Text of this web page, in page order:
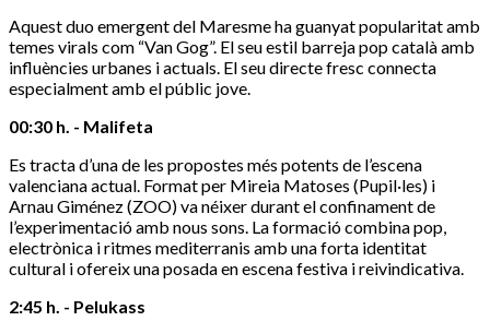
Aquest duo emergent del Maresme ha guanyat popularitat amb
temes virals com “Van Gog”. El seu estil barreja pop català amb
influències urbanes i actuals. El seu directe fresc connecta
especialment amb el públic jove.
00:30 h. - Malifeta
Es tracta d’una de les propostes més potents de l’escena
valenciana actual. Format per Mireia Matoses (Pupil·les) i
Arnau Giménez (ZOO) va néixer durant el confinament de
l’experimentació amb nous sons. La formació combina pop,
electrònica i ritmes mediterranis amb una forta identitat
cultural i ofereix una posada en escena festiva i reivindicativa.
2:45 h. - Pelukass